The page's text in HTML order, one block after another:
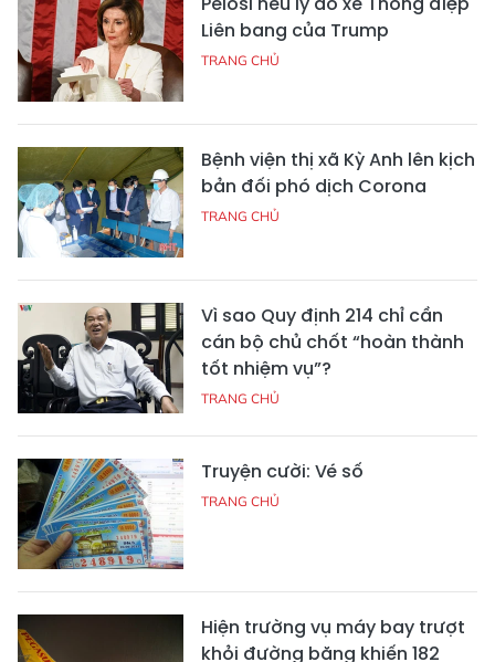
Liên bang của Trump
TRANG CHỦ
Bệnh viện thị xã Kỳ Anh lên kịch
bản đối phó dịch Corona
TRANG CHỦ
Vì sao Quy định 214 chỉ cần
cán bộ chủ chốt “hoàn thành
tốt nhiệm vụ”?
TRANG CHỦ
Truyện cười: Vé số
TRANG CHỦ
Hiện trường vụ máy bay trượt
khỏi đường băng khiến 182